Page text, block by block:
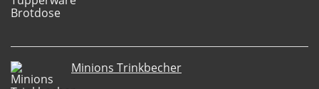
Minions Trinkbecher